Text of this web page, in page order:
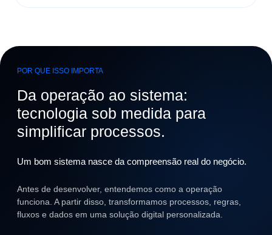
POR QUE ISSO IMPORTA
Da operação ao sistema:
tecnologia sob medida para
simplificar processos.
Um bom sistema nasce da compreensão real do negócio.
Antes de desenvolver, entendemos como a operação
funciona. A partir disso, transformamos processos, regras,
fluxos e dados em uma solução digital personalizada.